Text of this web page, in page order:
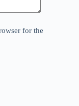
for the